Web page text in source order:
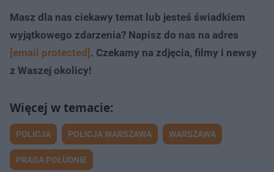
Masz dla nas ciekawy temat lub jesteś świadkiem
wyjątkowego zdarzenia? Napisz do nas na adres
[email protected] . Czekamy na zdjęcia, filmy i newsy
z Waszej okolicy!
POLICJA POLICJA WARSZAWA WARSZAWA
PRAGA POŁUDNIE